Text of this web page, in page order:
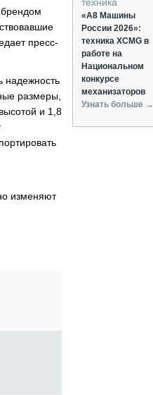
пресс-
надежность
размеры,
и 1,8
изменяют
«А8 Машины
России 2026»:
техника XCMG в
работе на
Национальном
конкурсе
механизаторов
Узнать больше →